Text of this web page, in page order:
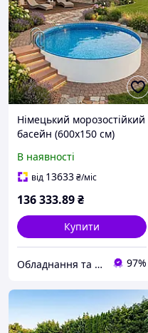
Німецький морозостійкий
басейн (600х150 см)
круглий, плівка 0.6 мм, 40
м³, металевий збірний
В наявності
від 13633₴/міс
136 333.89₴
Купити
Обладнання та хімія для басейнів з доставкою по всій Україні 97%